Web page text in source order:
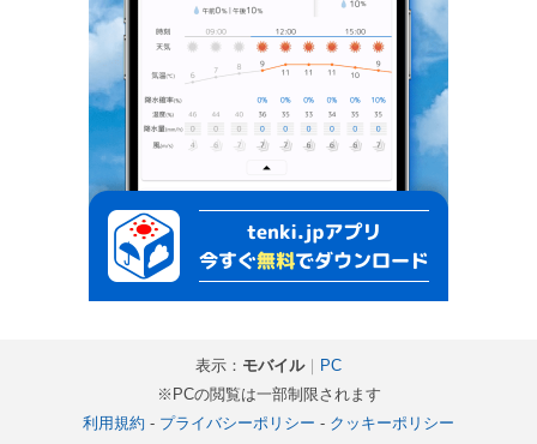
表示： モバイル｜ PC
※PCの閲覧は一部制限されます
利用規約 - プライバシーポリシー - クッキーポリシー